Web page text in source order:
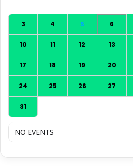
3 4 5 6
10 11 12 13
17 18 19 20
24 25 26 27
31
NO EVENTS